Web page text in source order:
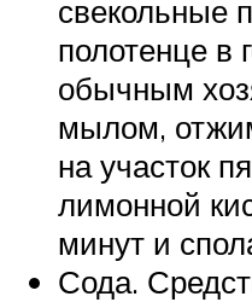
свекольные
полотенце в
обычным
мылом,
на участок
лимонной
минут и
Сода.